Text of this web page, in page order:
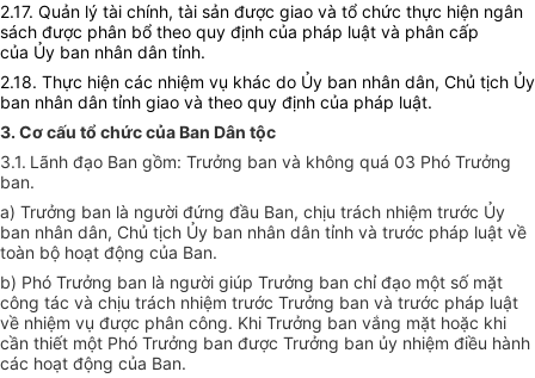
2.17. Quản lý tài chính, tài sản được giao và tổ chức thực hiện ngân
sách được phân bổ theo quy định của pháp luật và phân cấp
của Ủy ban nhân dân tỉnh.
2.18. Thực hiện các nhiệm vụ khác do Ủy ban nhân dân, Chủ tịch Ủy
ban nhân dân tỉnh giao và theo quy định của pháp luật.
3. Cơ cấu tổ chức của Ban Dân tộc
3.1. Lãnh đạo Ban gồm: Trưởng ban và không quá 03 Phó Trưởng
ban.
a) Trưởng ban là người đứng đầu Ban, chịu trách nhiệm trước Ủy
ban nhân dân, Chủ tịch Ủy ban nhân dân tỉnh và trước pháp luật về
toàn bộ hoạt động của Ban.
b) Phó Trưởng ban là người giúp Trưởng ban chỉ đạo một số mặt
công tác và chịu trách nhiệm trước Trưởng ban và trước pháp luật
về nhiệm vụ được phân công. Khi Trưởng ban vắng mặt hoặc khi
cần thiết một Phó Trưởng ban được Trưởng ban ủy nhiệm điều hành
các hoạt động của Ban.